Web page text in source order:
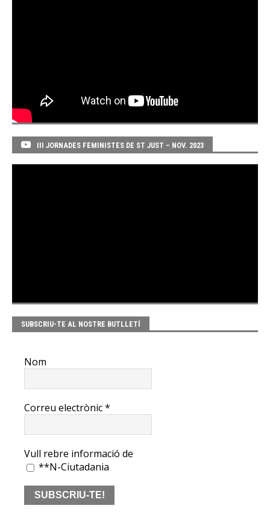
III JORNADES FEMINISTES DE ST JUST – NOV. 2023
SUBSCRIU-TE AL NOSTRE BUTLLETÍ
Nom
Correu electrònic*
Vull rebre informació de
**N-Ciutadania